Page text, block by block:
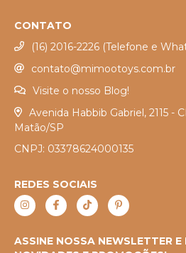
CONTATO
(16) 2016-2226 (Telefone e
contato@mimootoys.com.br
Visite o nosso Blog!
Avenida Habbib Gabriel, 2115 -
Matão/SP
CNPJ: 03378624000135
REDES SOCIAIS
ASSINE NOSSA NEWSLETTER E